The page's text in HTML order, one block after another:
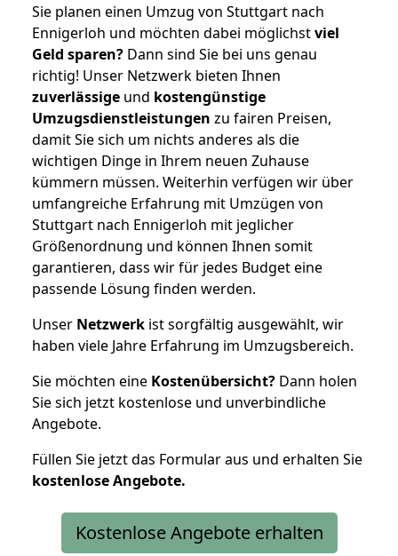
Sie planen einen Umzug von Stuttgart nach
Ennigerloh und möchten dabei möglichstviel
Geld sparen? Dann sind Sie bei uns genau
richtig! Unser Netzwerk bieten Ihnen
zuverlässige und kostengünstige
Umzugsdienstleistungen zu fairen Preisen,
damit Sie sich um nichts anderes als die
wichtigen Dinge in Ihrem neuen Zuhause
kümmern müssen. Weiterhin verfügen wir über
umfangreiche Erfahrung mit Umzügen von
Stuttgart nach Ennigerloh mit jeglicher
Größenordnung und können Ihnen somit
garantieren, dass wir für jedes Budget eine
passende Lösung finden werden.
Unser Netzwerk ist sorgfältig ausgewählt, wir
haben viele Jahre Erfahrung im Umzugsbereich.
Sie möchten eine Kostenübersicht? Dann holen
Sie sich jetzt kostenlose und unverbindliche
Angebote.
Füllen Sie jetzt das Formular aus und erhalten Sie
kostenloseAngebote.
Kostenlose Angebote erhalten